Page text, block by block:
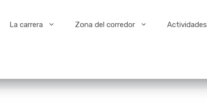
La carrera Zona del corredor Actividades